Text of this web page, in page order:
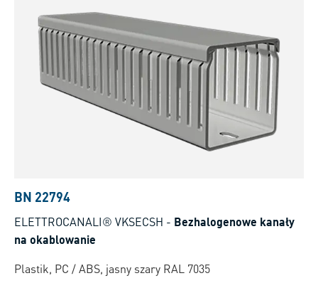
BN 22794
ELETTROCANALI® VKSECSH - Bezhalogenowe kanały
na okablowanie
Plastik, PC / ABS, jasny szary RAL 7035